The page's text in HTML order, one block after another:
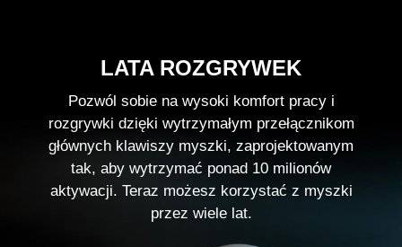
LATA ROZGRYWEK
Pozwól sobie na wysoki komfort pracy i
rozgrywki dzięki wytrzymałym przełącznikom
głównych klawiszy myszki, zaprojektowanym
tak, aby wytrzymać ponad 10 milionów
aktywacji. Teraz możesz korzystać z myszki
przez wiele lat.